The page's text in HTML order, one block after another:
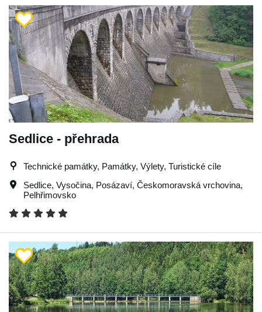
Sedlice - přehrada
Technické památky, Památky, Výlety, Turistické cíle
Sedlice, Vysočina, Posázaví, Českomoravská vrchovina,
Pelhřimovsko